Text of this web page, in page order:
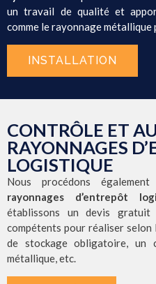
un travail de qualité et
comme le rayonnage métallique
INSTALLATION
CONTRÔLE ET
RAYONNAGES
LOGISTIQUE
Nous procédons
rayonnages d’entrepôt
établissons un devis gratuit
compétents pour réaliser
de stockage obligatoire, un
métallique, etc.